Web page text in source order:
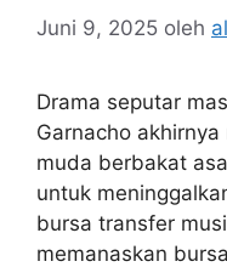
Juni 9, 2025 oleh
Drama seputar
Garnacho
muda berbakat
untuk
bursa transfer
memanaskan